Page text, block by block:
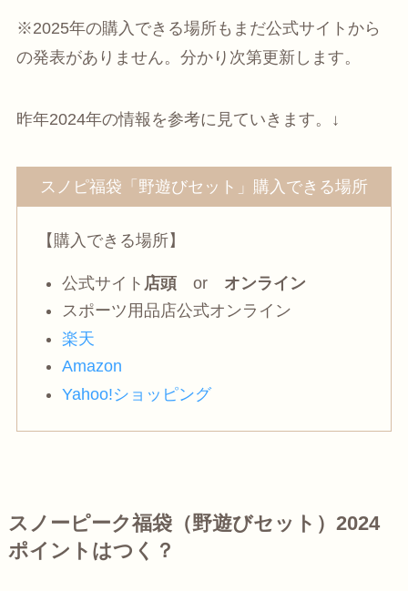
※2025年の購入できる場所もまだ公式サイトから
の発表がありません。分かり次第更新します。
昨年2024年の情報を参考に見ていきます。↓
スノピ福袋「野遊びセット」購入できる場所
【購入できる場所】
公式サイト 店頭 or オンライン
スポーツ用品店公式オンライン
楽天
Amazon
Yahoo!ショッピング
スノーピーク福袋（野遊びセット）2024
ポイントはつく？